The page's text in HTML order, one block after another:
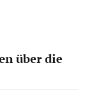
über die